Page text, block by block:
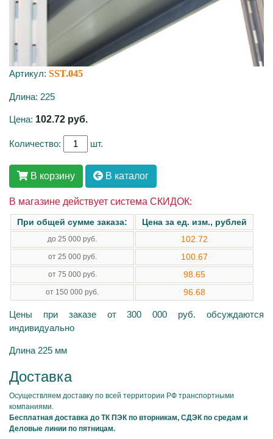
Артикул: SST.045
Длина: 225
Цена: 102.72 руб.
Количество: шт.
В корзину В каталог
В магазине действует система СКИДОК:
При общей сумме заказа: Цена за ед. изм., рублей
до 25 000 руб. 102.72
от 25 000 руб. 100.67
от 75 000 руб. 98.65
от 150 000 руб. 96.68
Цены при заказе от 300 000 руб. обсуждаются
индивидуально
Длина 225 мм
Доставка
Осуществляем доставку по всей территории РФ транспортными
компаниями.
Бесплатная доставка до ТК ПЭК по вторникам, СДЭК по средам и
Деловые линии по пятницам.